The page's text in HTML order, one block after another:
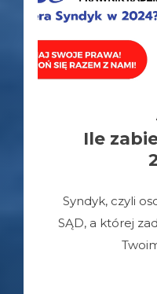
Ile
Syndyk, czyli
SĄD, a której